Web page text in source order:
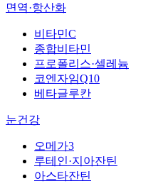
면역·항산화
비타민C
종합비타민
프로폴리스·셀레늄
코엔자임Q10
베타글루칸
눈건강
오메가3
루테인·지아잔틴
아스타잔틴